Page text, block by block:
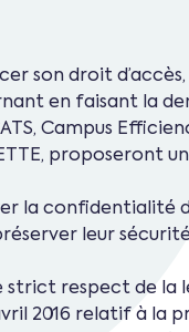
son droit
en faisant la
Campus
proposeront
la confidentialité
leur
strict respect de
2016 relatif à la